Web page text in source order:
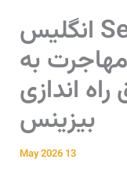
Self Sponsorship انگلیس
به
راه اندازی
بیزینس
13 May 2026